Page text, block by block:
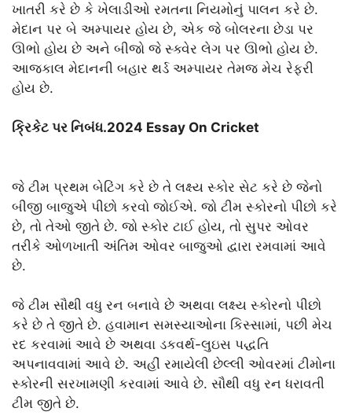
ખાતરી કરે છે કે ખેલાડીઓ રમતના નિયમોનું પાલન કરે છે.
મેદાન પર બે અમ્પાયર હોય છે, એક જે બોલરના છેડા પર
ઊભો હોય છે અને બીજો જે સ્ક્વેર લેગ પર ઊભો હોય છે.
આજકાલ મેદાનની બહાર થર્ડ અમ્પાયર તેમજ મેચ રેફરી
હોય છે.
ક્રિકેટ પર નિબંધ.2024 Essay On Cricket
જે ટીમ પ્રથમ બેટિંગ કરે છે તે લક્ષ્ય સ્કોર સેટ કરે છે જેનો
બીજી બાજુએ પીછો કરવો જોઈએ. જો ટીમ સ્કોરનો પીછો કરે
છે, તો તેઓ જીતે છે. જો સ્કોર ટાઈ હોય, તો સુપર ઓવર
તરીકે ઓળખાતી અંતિમ ઓવર બાજુઓ દ્વારા રમવામાં આવે
છે.
જે ટીમ સૌથી વધુ રન બનાવે છે અથવા લક્ષ્ય સ્કોરનો પીછો
કરે છે તે જીતે છે. હવામાન સમસ્યાઓના કિસ્સામાં, પછી મેચ
રદ કરવામાં આવે છે અથવા ડકવર્થ-લુઇસ પદ્ધતિ
અપનાવવામાં આવે છે. અહીં રમાયેલી છેલ્લી ઓવરમાં ટીમોના
સ્કોરની સરખામણી કરવામાં આવે છે. સૌથી વધુ રન ધરાવતી
ટીમ જીતે છે.